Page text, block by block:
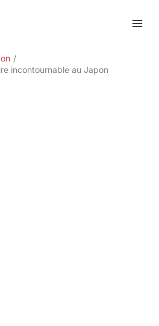
incontournable au Japon